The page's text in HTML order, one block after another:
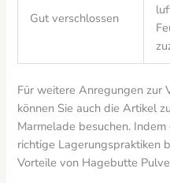
Gut verschlossen
Für weitere Anregungen zur
können Sie auch die Artikel
Marmelade besuchen.
richtige Lagerungspraktiken
Vorteile von Hagebutte